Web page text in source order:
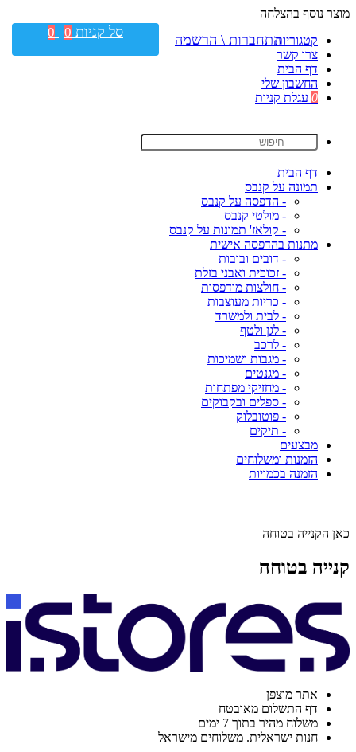
מוצר נוסף בהצלחה
קטגוריות
צרו קשר
דף הבית
החשבון שלי
0 עגלת קניות
דף הבית
תמונה על קנבס
- הדפסה על קנבס
- מולטי קנבס
- קולאז' תמונות על קנבס
מתנות בהדפסה אישית
- דובים ובובות
- זכוכית ואבני בזלת
- חולצות מודפסות
- כריות מעוצבות
- לבית ולמשרד
- לגן ולטף
- לרכב
- מגבות ושמיכות
- מגנטים
- מחזיקי מפתחות
- ספלים ובקבוקים
- פוטובלוק
- תיקים
מבצעים
הזמנות ומשלוחים
הזמנה בכמויות
כאן הקנייה בטוחה
קנייה בטוחה
אתר מוצפן
דף התשלום מאובטח
משלוח מהיר בתוך 7 ימים
חנות ישראלית. משלוחים מישראל
התחברות \ הרשמה סל קניות 0
0